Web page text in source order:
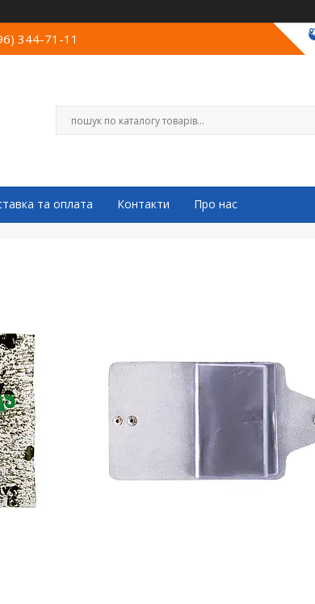
344-71-11
та оплата Контакти Про нас